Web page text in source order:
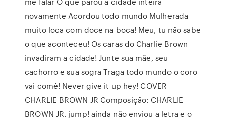
novamente Acordou todo mundo Mulherada
muito loca com doce na boca! Meu, tu não sabe
o que aconteceu! Os caras do Charlie Brown
invadiram a cidade! Junte sua mãe, seu
cachorro e sua sogra Traga todo mundo o coro
vai comê! Never give it up hey! COVER
CHARLIE BROWN JR Composição: CHARLIE
BROWN JR. jump! ainda não enviou a letra e o